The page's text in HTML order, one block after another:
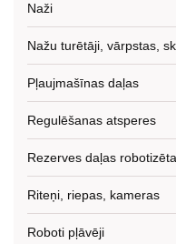
Naži
Nažu turētāji, vārpstas,
Pļaujmašīnas daļas
Regulēšanas atsperes
Rezerves daļas
Riteņi, riepas, kameras
Roboti pļāvēji